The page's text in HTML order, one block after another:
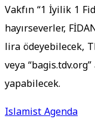
Vakfın “1 İyilik 1
hayırseverler,
lira ödeyebilecek,
veya
yapabilecek.
Islamist Agenda